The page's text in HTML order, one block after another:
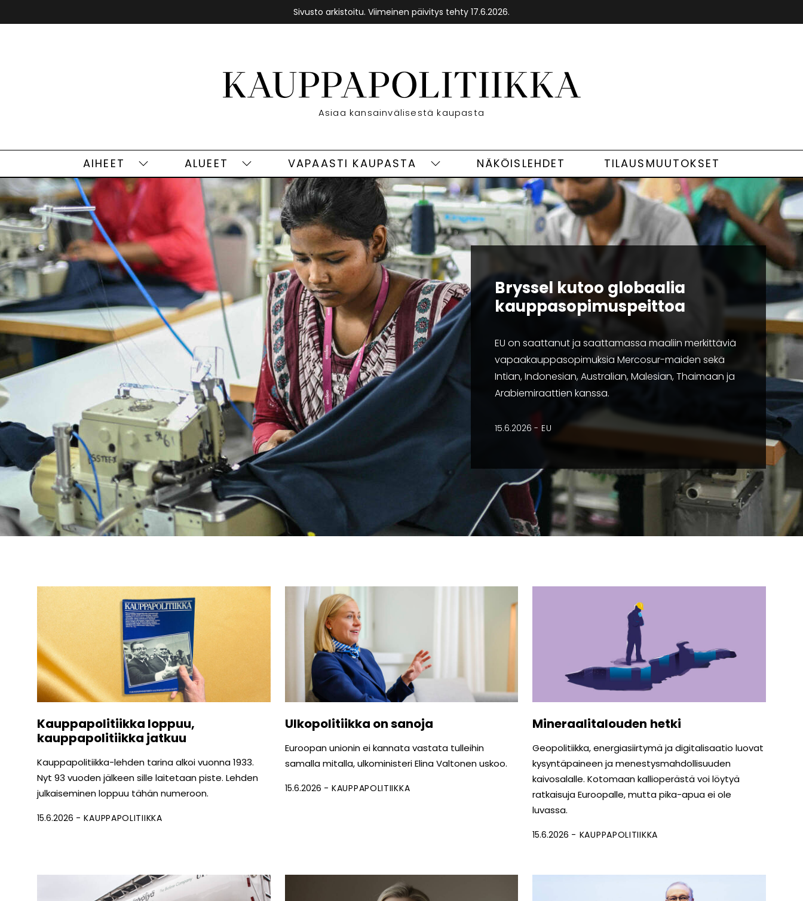
Sivusto arkistoitu. Viimeinen päivitys tehty 17.6.2026.
Asiaa kansainvälisestä kaupasta
AIHEET
Aiheet
alasivut
ALUEET
Alueet
alasivut
VAPAASTI KAUPASTA
Vapaasti
kaupasta
alasivut
NÄKÖISLEHDET TILAUSMUUTOKSET
Bryssel kutoo globaalia
kauppasopimuspeittoa
EU on saattanut ja saattamassa maaliin merkittäviä
vapaakauppasopimuksia Mercosur-maiden sekä
Intian, Indonesian, Australian, Malesian, Thaimaan ja
Arabiemiraattien kanssa.
15.6.2026 EU
Kauppapolitiikka loppuu,
kauppapolitiikka jatkuu
Kauppapolitiikka-lehden tarina alkoi vuonna 1933.
Nyt 93 vuoden jälkeen sille laitetaan piste. Lehden
julkaiseminen loppuu tähän numeroon.
15.6.2026 KAUPPAPOLITIIKKA
Ulkopolitiikka on sanoja
Euroopan unionin ei kannata vastata tulleihin
samalla mitalla, ulkoministeri Elina Valtonen uskoo.
15.6.2026 KAUPPAPOLITIIKKA
Mineraalitalouden hetki
Geopolitiikka, energiasiirtymä ja digitalisaatio luovat
kysyntäpaineen ja menestys­mahdollisuuden
kaivosalalle. Kotomaan kallioperästä voi löytyä
ratkaisuja Euroopalle, mutta pika-apua ei ole
luvassa.
15.6.2026 KAUPPAPOLITIIKKA